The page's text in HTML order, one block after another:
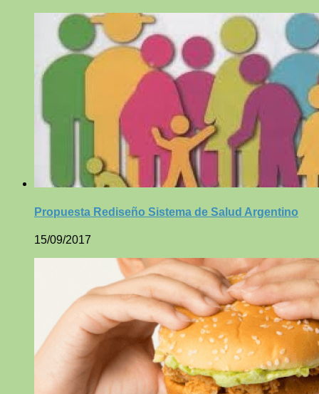
Propuesta Rediseño Sistema de Salud Argentino
15/09/2017